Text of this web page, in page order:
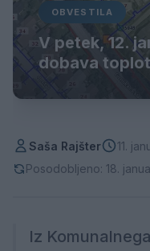
OBVESTILA
V petek, 12.
dobava
Saša Rajšter
11.
Posodobljeno: 18.
Iz